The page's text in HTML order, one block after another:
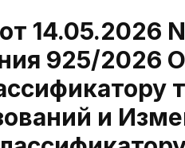
14.05.2026
925/2026
и